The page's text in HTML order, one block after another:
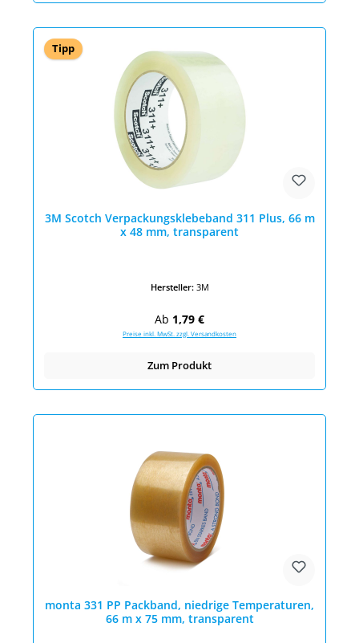
Tipp
3M Scotch Verpackungsklebeband 311 Plus, 66 m
x 48 mm, transparent
Hersteller: 3M
Regulärer Preis:
Ab 1,79 €
Preise inkl. MwSt. zzgl. Versandkosten
Zum Produkt
monta 331 PP Packband, niedrige Temperaturen,
66 m x 75 mm, transparent